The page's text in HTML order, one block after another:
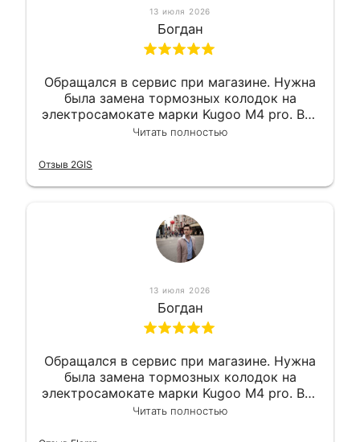
13 июля 2026
Богдан
Обращался в сервис при магазине. Нужна
была замена тормозных колодок на
электросамокате марки Kugoo M4 pro. Всё
сделали в лучшем виде и в максимально
гарантии, поэтому и обратился в этот
Читать полностью
Отзыв 2GIS
13 июля 2026
Богдан
Обращался в сервис при магазине. Нужна
была замена тормозных колодок на
электросамокате марки Kugoo M4 pro. Всё
сделали в лучшем виде и в максимально
Читать полностью